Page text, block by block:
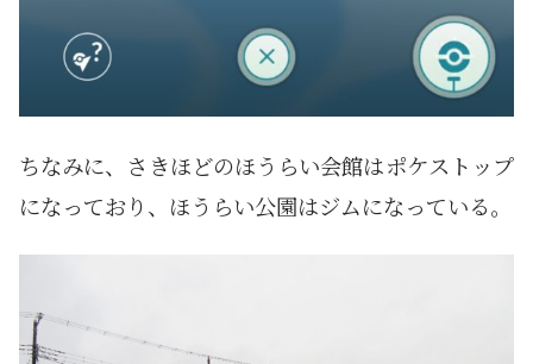
ちなみに、さきほどのほうらい会館はポケストップ
になっており、ほうらい公園はジムになっている。